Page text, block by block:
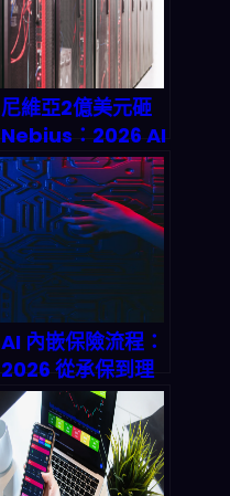
尼維亞2億美元砸
Nebius：2026 AI
基础设施市场的
Game
Changer？深度
解析全栈AI云生态
战略
AI 內嵌保險流程：
2026 從承保到理
賠，如何量化風險
機率、做出可驗證
「對應證書」並搶
下一個新市場？